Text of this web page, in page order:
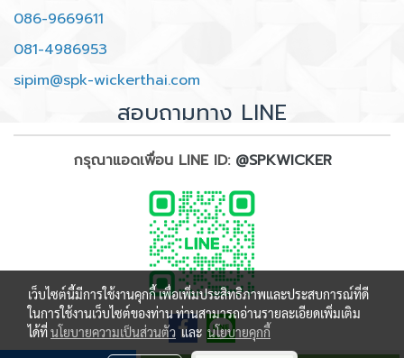
086-9669611
081-4986953
sipim@spk-wickerthai.com
สอบถามทาง LINE
กรุณาแอดเพื่อน LINE ID: @SPKWICKER
เว็บไซต์นี้มีการใช้งานคุกกี้ เพื่อเพิ่มประสิทธิภาพและประสบการณ์ที่ดี
ในการใช้งานเว็บไซต์ของท่าน ท่านสามารถอ่านรายละเอียดเพิ่มเติม
ได้ที่นโยบายความเป็นส่วนตัว และ นโยบายคุกกี้